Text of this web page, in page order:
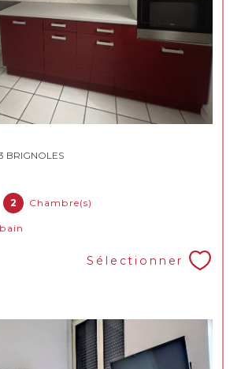
BRIGNOLES
2 Chambre(s)
Sélectionner